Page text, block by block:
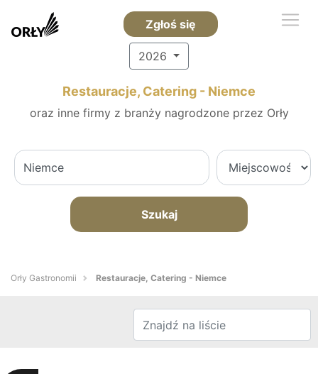
Zgłoś się
2026
Restauracje, Catering - Niemce
oraz inne firmy z branży nagrodzone przez Orły
Szukaj
Orły Gastronomii Restauracje, Catering - Niemce